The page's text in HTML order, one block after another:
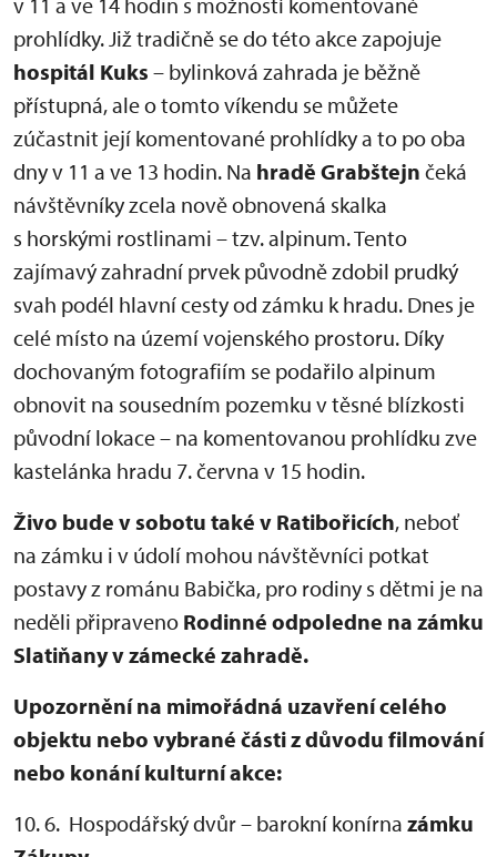
prohlídky. Již tradičně se do této akce zapojuje
hospitál Kuks – bylinková zahrada je běžně
přístupná, ale o tomto víkendu se můžete
zúčastnit její komentované prohlídky a to po oba
dny v 11 a ve 13 hodin. Na hradě Grabštejn čeká
návštěvníky zcela nově obnovená skalka
s horskými rostlinami – tzv. alpinum. Tento
zajímavý zahradní prvek původně zdobil prudký
svah podél hlavní cesty od zámku k hradu. Dnes je
celé místo na území vojenského prostoru. Díky
dochovaným fotografiím se podařilo alpinum
obnovit na sousedním pozemku v těsné blízkosti
původní lokace – na komentovanou prohlídku zve
kastelánka hradu 7. června v 15 hodin.
Živo bude v sobotu také v Ratibořicích, neboť
na zámku i v údolí mohou návštěvníci potkat
postavy z románu Babička, pro rodiny s dětmi je na
neděli připraveno Rodinné odpoledne na zámku
Slatiňany v zámecké zahradě.
Upozornění na mimořádná uzavření celého
objektu nebo vybrané části z důvodu filmování
nebo konání kulturní akce:
10. 6. Hospodářský dvůr – barokní konírna zámku